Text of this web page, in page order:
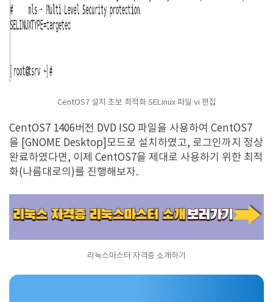
CentOS7 설치 초보 최적화 SELinux 파일 vi 편집
CentOS7 1406버전 DVD ISO 파일을 사용하여 CentOS7
을 [GNOME Desktop]모드로 설치하였고, 로그인까지 정상
완료하였다면, 이제 CentOS7을 제대로 사용하기 위한 최적
화(나름대로의)를 진행해보자.
리눅스마스터 자격증 소개하기